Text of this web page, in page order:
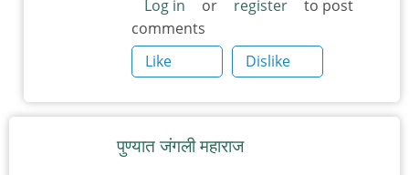
हिंजवडी
-
भूमकर
चौक
गणामास्तर
Log in or register
to post
comments
Like
Dislike
पुण्यात जंगली महाराज